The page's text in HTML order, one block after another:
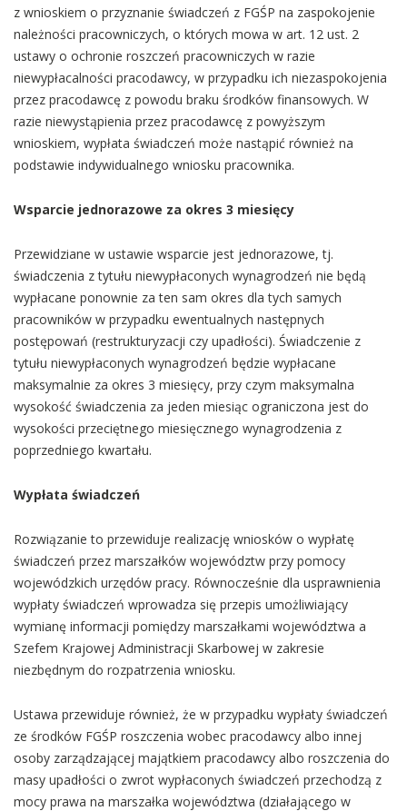
z wnioskiem o przyznanie świadczeń z FGŚP na zaspokojenie
należności pracowniczych, o których mowa w art. 12 ust. 2
ustawy o ochronie roszczeń pracowniczych w razie
niewypłacalności pracodawcy, w przypadku ich niezaspokojenia
przez pracodawcę z powodu braku środków finansowych. W
razie niewystąpienia przez pracodawcę z powyższym
wnioskiem, wypłata świadczeń może nastąpić również na
podstawie indywidualnego wniosku pracownika.
Wsparcie jednorazowe za okres 3 miesięcy
Przewidziane w ustawie wsparcie jest jednorazowe, tj.
świadczenia z tytułu niewypłaconych wynagrodzeń nie będą
wypłacane ponownie za ten sam okres dla tych samych
pracowników w przypadku ewentualnych następnych
postępowań (restrukturyzacji czy upadłości). Świadczenie z
tytułu niewypłaconych wynagrodzeń będzie wypłacane
maksymalnie za okres 3 miesięcy, przy czym maksymalna
wysokość świadczenia za jeden miesiąc ograniczona jest do
wysokości przeciętnego miesięcznego wynagrodzenia z
poprzedniego kwartału.
Wypłata świadczeń
Rozwiązanie to przewiduje realizację wniosków o wypłatę
świadczeń przez marszałków województw przy pomocy
wojewódzkich urzędów pracy. Równocześnie dla usprawnienia
wypłaty świadczeń wprowadza się przepis umożliwiający
wymianę informacji pomiędzy marszałkami województwa a
Szefem Krajowej Administracji Skarbowej w zakresie
niezbędnym do rozpatrzenia wniosku.
Ustawa przewiduje również, że w przypadku wypłaty świadczeń
ze środków FGŚP roszczenia wobec pracodawcy albo innej
osoby zarządzającej majątkiem pracodawcy albo roszczenia do
masy upadłości o zwrot wypłaconych świadczeń przechodzą z
mocy prawa na marszałka województwa (działającego w